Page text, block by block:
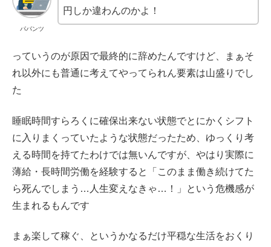
パパンツ
円しか違わんのかよ！
っていうのが原因で最終的に辞めたんですけど、まぁそ
れ以外にも普通に考えてやってられん要素は山盛りでし
た
睡眠時間すらろくに確保出来ない状態でとにかくシフト
に入りまくっていたような状態だったため、ゆっくり考
える時間を持てたわけでは無いんですが、やはり実際に
薄給・長時間労働を経験すると「このまま働き続けてた
ら死んでしまう…人生変えなきゃ…！」という危機感が
生まれるもんです
まぁ楽して稼ぐ、というかなるだけ平穏な生活をおくり